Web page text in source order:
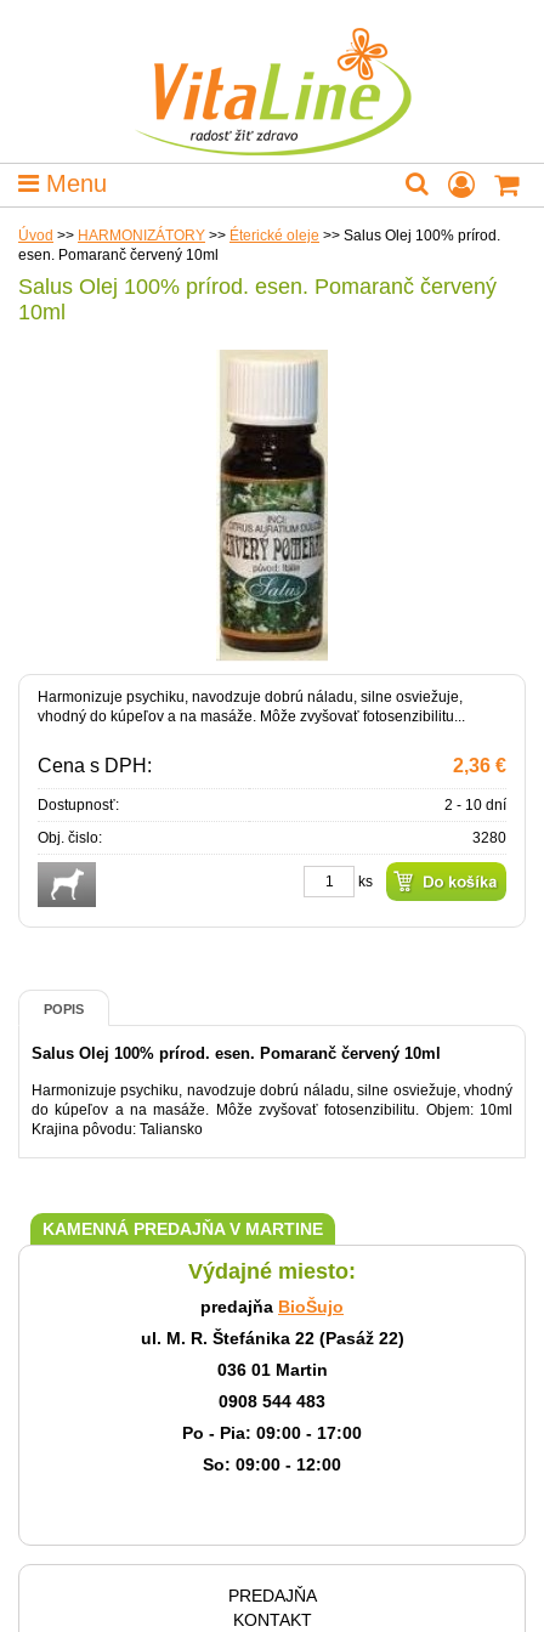
Menu
Úvod >> HARMONIZÁTORY >> Éterické oleje >> Salus Olej 100% prírod.
esen. Pomaranč červený 10ml
Salus Olej 100% prírod. esen. Pomaranč červený
10ml
Harmonizuje psychiku, navodzuje dobrú náladu, silne osviežuje,
vhodný do kúpeľov a na masáže. Môže zvyšovať fotosenzibilitu...
Cena s DPH: 2,36 €
Dostupnosť:
2 - 10 dní
Obj. čislo:
3280
ks
POPIS
Salus Olej 100% prírod. esen. Pomaranč červený 10ml
Harmonizuje psychiku, navodzuje dobrú náladu, silne osviežuje, vhodný
do kúpeľov a na masáže. Môže zvyšovať fotosenzibilitu. Objem: 10ml
Krajina pôvodu: Taliansko
KAMENNÁ PREDAJŇA V MARTINE
Výdajné miesto:
predajňa BioŠujo
ul. M. R. Štefánika 22 (Pasáž 22)
036 01 Martin
0908 544 483
Po - Pia: 09:00 - 17:00
So: 09:00 - 12:00
PREDAJŇA
KONTAKT